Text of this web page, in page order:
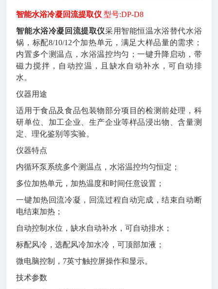
智能水浴冷凝回流提取仪 型号:DP-D8
智能水浴冷凝回流提取仪采用智能恒温水浴替代水浴
锅，标配8/10/12个加热单元，满足大样品量的需求；
内置多个测温点，水浴温控均匀；一键升降启动，带
磁力搅拌，自动控温，且缺水自动补水，可自动排
水。
仪器用途
适用于食品及食品包装物部分项目的检测前处理，科
研单位、加工企业、生产企业等样品浸出物、含量测
定、理化鉴别等实验。
仪器特点
内循环泵系统多个测温点，水浴温控均匀恒定；
多位加热单元，加热温度和时间任意设置；
一键加热回流冷凝，回流过程自动完成，结束自动断
电结束加热；
自动控制水位，缺水自动补水，可自动排水；
标配风冷，选配风冷加水冷，可顶部加液；
微电脑控制， 7英寸触控屏操作和显示。
技术参数